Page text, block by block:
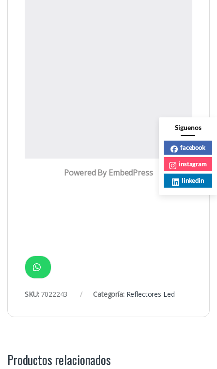
Powered By EmbedPress
SKU: 7022243 Categoría: Reflectores Led
Productos relacionados
Siguenos
facebook
instagram
linkedin